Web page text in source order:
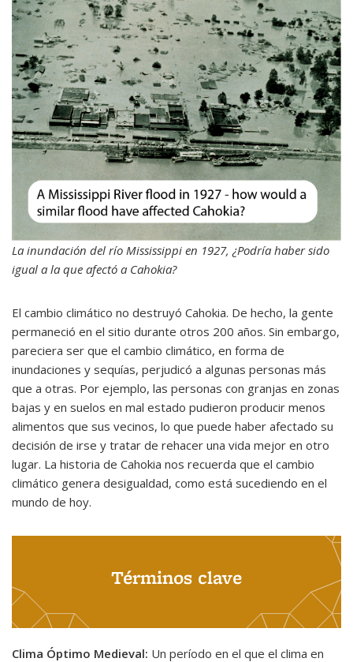
La inundación del río Mississippi en 1927, ¿Podría haber sido
igual a la que afectó a Cahokia?
El cambio climático no destruyó Cahokia. De hecho, la gente
permaneció en el sitio durante otros 200 años. Sin embargo,
pareciera ser que el cambio climático, en forma de
inundaciones y sequías, perjudicó a algunas personas más
que a otras. Por ejemplo, las personas con granjas en zonas
bajas y en suelos en mal estado pudieron producir menos
alimentos que sus vecinos, lo que puede haber afectado su
decisión de irse y tratar de rehacer una vida mejor en otro
lugar. La historia de Cahokia nos recuerda que el cambio
climático genera desigualdad, como está sucediendo en el
mundo de hoy.
Términos clave
Clima Óptimo Medieval: Un período en el que el clima en